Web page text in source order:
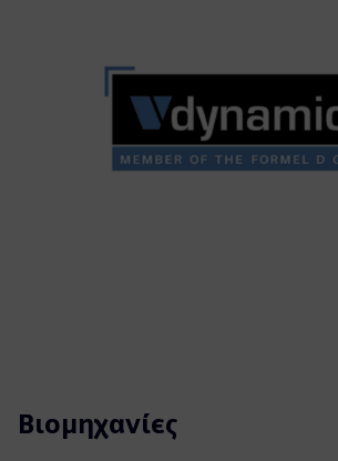
Βιομηχανίες